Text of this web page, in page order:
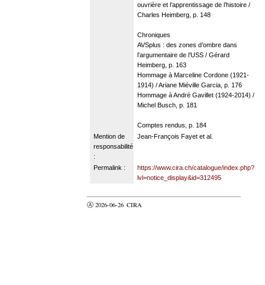
ouvrière et l’apprentissage de l’histoire /
Charles Heimberg, p. 148
Chroniques
AVSplus : des zones d’ombre dans
l’argumentaire de l’USS / Gérard
Heimberg, p. 163
Hommage à Marceline Cordone (1921-
1914) / Ariane Miéville Garcia, p. 176
Hommage à André Gavillet (1924-2014) /
Michel Busch, p. 181
Comptes rendus, p. 184
Mention de
responsabilité
:
Jean-François Fayet et al.
Permalink :
https://www.cira.ch/catalogue/index.php?
lvl=notice_display&id=312495
Ⓐ 2026-06-26 CIRA